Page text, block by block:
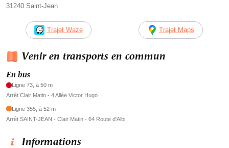
31240 Saint-Jean
Trajet Waze Trajet Maps
Venir en transports en commun
En bus
Ligne 73, à 50 m
Arrêt Clair Matin - 4 Allée Victor Hugo
Ligne 355, à 52 m
Arrêt SAINT-JEAN - Clair Matin - 64 Route d'Albi
Informations